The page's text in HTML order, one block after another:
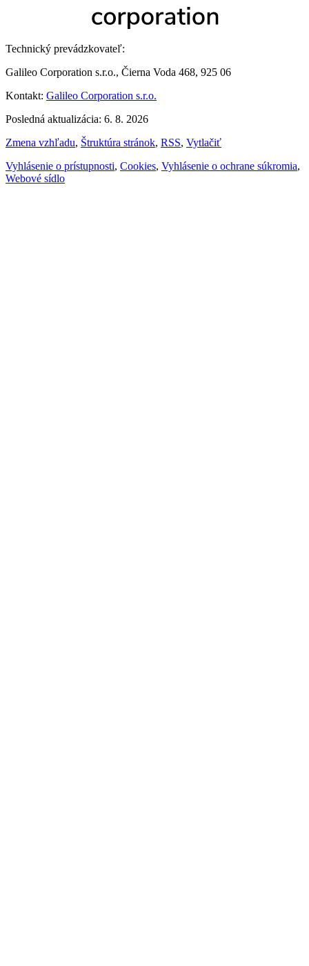
Technický prevádzkovateľ:
Galileo Corporation s.r.o., Čierna Voda 468, 925 06
Kontakt: Galileo Corporation s.r.o.
Posledná aktualizácia: 6. 8. 2026
Zmena vzhľadu, Štruktúra stránok, RSS, Vytlačiť
Vyhlásenie o prístupnosti, Cookies, Vyhlásenie o ochrane súkromia,
Webové sídlo